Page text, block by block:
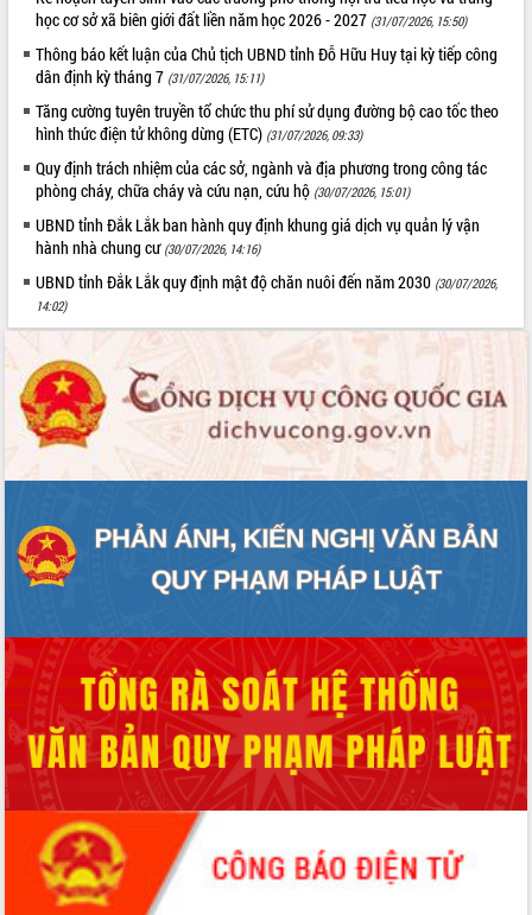
học cơ sở xã biên giới đất liền năm học 2026 - 2027 (31/07/2026, 15:50)
Thông báo kết luận của Chủ tịch UBND tỉnh Đỗ Hữu Huy tại kỳ tiếp công
dân định kỳ tháng 7 (31/07/2026, 15:11)
Tăng cường tuyên truyền tổ chức thu phí sử dụng đường bộ cao tốc theo
hình thức điện tử không dừng (ETC) (31/07/2026, 09:33)
Quy định trách nhiệm của các sở, ngành và địa phương trong công tác
phòng cháy, chữa cháy và cứu nạn, cứu hộ (30/07/2026, 15:01)
UBND tỉnh Đắk Lắk ban hành quy định khung giá dịch vụ quản lý vận
hành nhà chung cư (30/07/2026, 14:16)
UBND tỉnh Đắk Lắk quy định mật độ chăn nuôi đến năm 2030 (30/07/2026,
14:02)